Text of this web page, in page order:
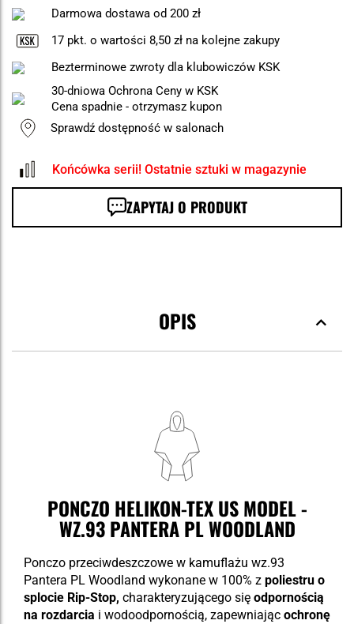
Darmowa dostawa od 200 zł
17 pkt. o wartości 8,50 zł na kolejne zakupy
Bezterminowe zwroty dla klubowiczów KSK
30-dniowa Ochrona Ceny w KSK
Cena spadnie - otrzymasz kupon
Sprawdź dostępność w salonach
Końcówka serii! Ostatnie sztuki w magazynie
ZAPYTAJ O PRODUKT
OPIS
PONCZO HELIKON-TEX US MODEL -
WZ.93 PANTERA PL WOODLAND
Ponczo przeciwdeszczowe w kamuflażu wz.93
Pantera PL Woodland wykonane w 100% z poliestru o
splocie Rip-Stop, charakteryzującego się odpornością
na rozdarcia i wodoodpornością, zapewniając ochronę